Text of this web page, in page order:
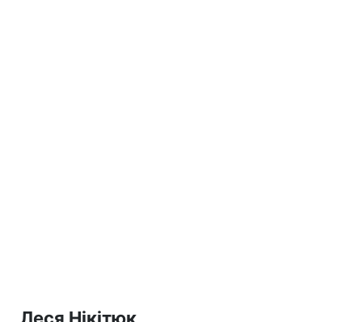
Леся Нікітюк